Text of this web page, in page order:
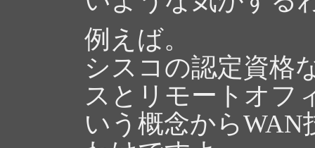
例えば。
シスコの認定資格
スとリモートオフ
いう概念から